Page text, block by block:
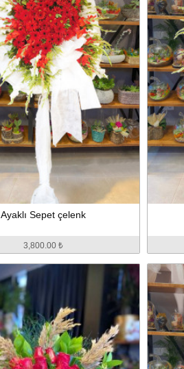
Ayaklı Sepet çelenk
3,800.00 ₺